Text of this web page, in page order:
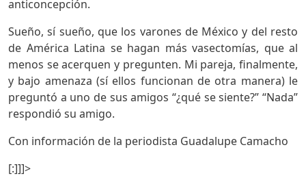
anticoncepción.
Sueño, sí sueño, que los varones de México y del resto
de América Latina se hagan más vasectomías, que al
menos se acerquen y pregunten. Mi pareja, finalmente,
y bajo amenaza (sí ellos funcionan de otra manera) le
preguntó a uno de sus amigos “¿qué se siente?” “Nada”
respondió su amigo.
Con información de la periodista Guadalupe Camacho
[:]]]>